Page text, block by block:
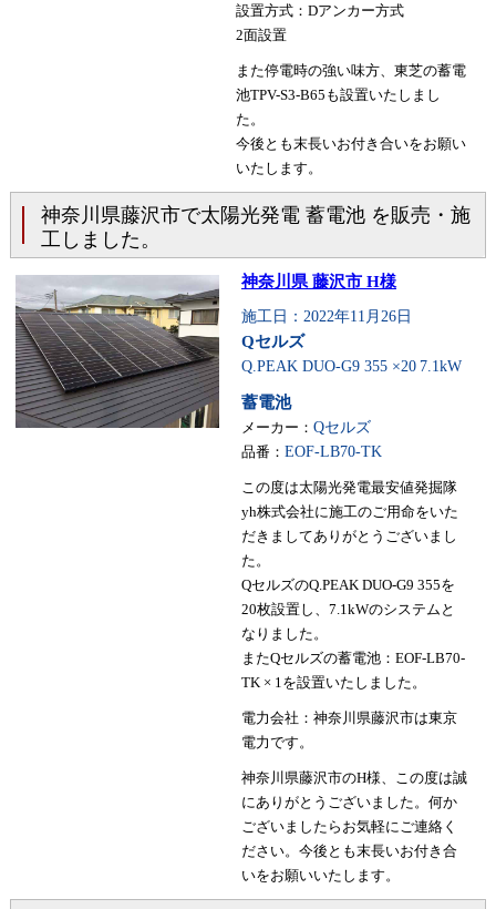
設置方式：Dアンカー方式
2面設置
また停電時の強い味方、東芝の蓄電
池TPV-S3-B65も設置いたしまし
た。
今後とも末長いお付き合いをお願い
いたします。
神奈川県藤沢市で太陽光発電 蓄電池 を販売・施
工しました。
神奈川県 藤沢市 H様
施工日：2022年11月26日
Qセルズ
Q.PEAK DUO-G9 355 ×20 7.1kW
蓄電池
メーカー： Qセルズ
品番： EOF-LB70-TK
この度は太陽光発電最安値発掘隊
yh株式会社に施工のご用命をいた
だきましてありがとうございまし
た。
QセルズのQ.PEAK DUO-G9 355を
20枚設置し、7.1kWのシステムと
なりました。
またQセルズの蓄電池：EOF-LB70-
TK × 1を設置いたしました。
電力会社：神奈川県藤沢市は東京
電力です。
神奈川県藤沢市のH様、この度は誠
にありがとうございました。何か
ございましたらお気軽にご連絡く
ださい。今後とも末長いお付き合
いをお願いいたします。